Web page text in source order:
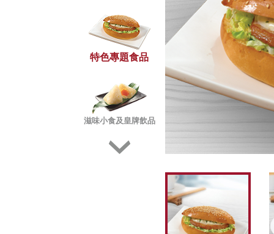
特色專題食品
滋味小食及皇牌飲品